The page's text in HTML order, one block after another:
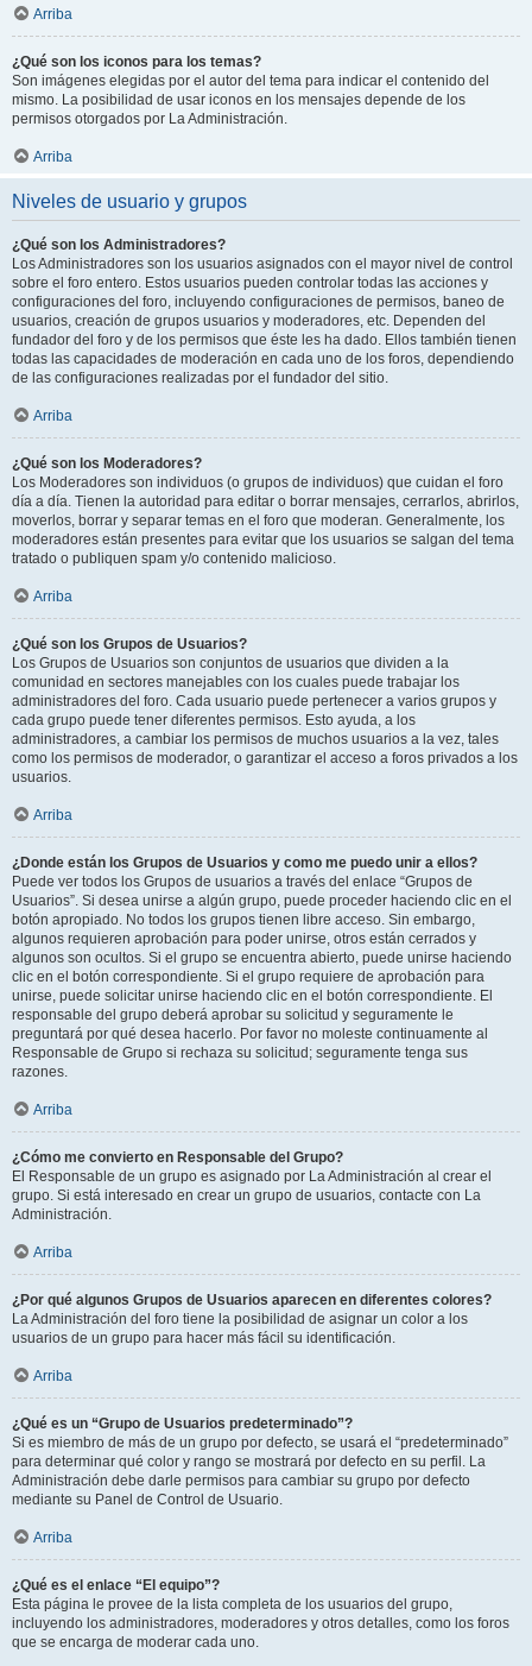
Arriba
¿Qué son los iconos para los temas?
Son imágenes elegidas por el autor del tema para indicar el contenido del
mismo. La posibilidad de usar iconos en los mensajes depende de los
permisos otorgados por La Administración.
Arriba
Niveles de usuario y grupos
¿Qué son los Administradores?
Los Administradores son los usuarios asignados con el mayor nivel de control
sobre el foro entero. Estos usuarios pueden controlar todas las acciones y
configuraciones del foro, incluyendo configuraciones de permisos, baneo de
usuarios, creación de grupos usuarios y moderadores, etc. Dependen del
fundador del foro y de los permisos que éste les ha dado. Ellos también tienen
todas las capacidades de moderación en cada uno de los foros, dependiendo
de las configuraciones realizadas por el fundador del sitio.
Arriba
¿Qué son los Moderadores?
Los Moderadores son individuos (o grupos de individuos) que cuidan el foro
día a día. Tienen la autoridad para editar o borrar mensajes, cerrarlos, abrirlos,
moverlos, borrar y separar temas en el foro que moderan. Generalmente, los
moderadores están presentes para evitar que los usuarios se salgan del tema
tratado o publiquen spam y/o contenido malicioso.
Arriba
¿Qué son los Grupos de Usuarios?
Los Grupos de Usuarios son conjuntos de usuarios que dividen a la
comunidad en sectores manejables con los cuales puede trabajar los
administradores del foro. Cada usuario puede pertenecer a varios grupos y
cada grupo puede tener diferentes permisos. Esto ayuda, a los
administradores, a cambiar los permisos de muchos usuarios a la vez, tales
como los permisos de moderador, o garantizar el acceso a foros privados a los
usuarios.
Arriba
¿Donde están los Grupos de Usuarios y como me puedo unir a ellos?
Puede ver todos los Grupos de usuarios a través del enlace “Grupos de
Usuarios”. Si desea unirse a algún grupo, puede proceder haciendo clic en el
botón apropiado. No todos los grupos tienen libre acceso. Sin embargo,
algunos requieren aprobación para poder unirse, otros están cerrados y
algunos son ocultos. Si el grupo se encuentra abierto, puede unirse haciendo
clic en el botón correspondiente. Si el grupo requiere de aprobación para
unirse, puede solicitar unirse haciendo clic en el botón correspondiente. El
responsable del grupo deberá aprobar su solicitud y seguramente le
preguntará por qué desea hacerlo. Por favor no moleste continuamente al
Responsable de Grupo si rechaza su solicitud; seguramente tenga sus
razones.
Arriba
¿Cómo me convierto en Responsable del Grupo?
El Responsable de un grupo es asignado por La Administración al crear el
grupo. Si está interesado en crear un grupo de usuarios, contacte con La
Administración.
Arriba
¿Por qué algunos Grupos de Usuarios aparecen en diferentes colores?
La Administración del foro tiene la posibilidad de asignar un color a los
usuarios de un grupo para hacer más fácil su identificación.
Arriba
¿Qué es un “Grupo de Usuarios predeterminado”?
Si es miembro de más de un grupo por defecto, se usará el “predeterminado”
para determinar qué color y rango se mostrará por defecto en su perfil. La
Administración debe darle permisos para cambiar su grupo por defecto
mediante su Panel de Control de Usuario.
Arriba
¿Qué es el enlace “El equipo”?
Esta página le provee de la lista completa de los usuarios del grupo,
incluyendo los administradores, moderadores y otros detalles, como los foros
que se encarga de moderar cada uno.